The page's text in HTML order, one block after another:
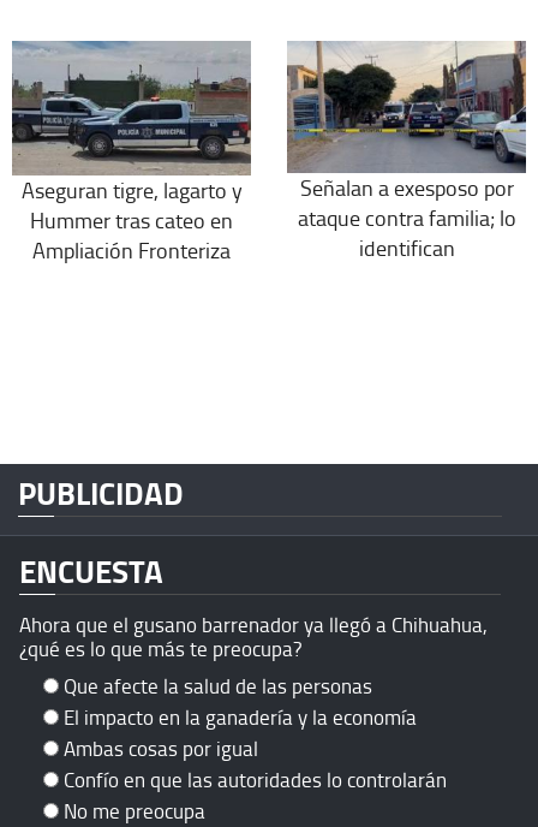
Aseguran tigre, lagarto y
Hummer tras cateo en
Ampliación Fronteriza
Señalan a exesposo por
ataque contra familia; lo
identifican
PUBLICIDAD
ENCUESTA
Ahora que el gusano barrenador ya llegó a Chihuahua,
¿qué es lo que más te preocupa?
Que afecte la salud de las personas
El impacto en la ganadería y la economía
Ambas cosas por igual
Confío en que las autoridades lo controlarán
No me preocupa